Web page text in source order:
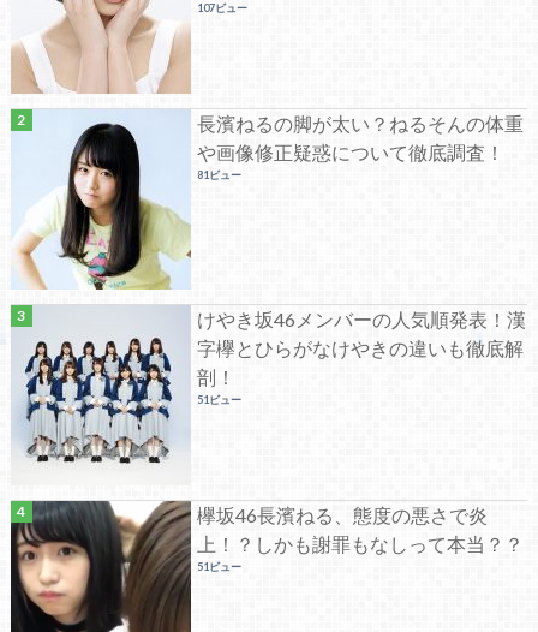
107ビュー
長濱ねるの脚が太い？ねるそんの体重
や画像修正疑惑について徹底調査！
81ビュー
けやき坂46メンバーの人気順発表！漢
字欅とひらがなけやきの違いも徹底解
剖！
51ビュー
欅坂46長濱ねる、態度の悪さで炎
上！？しかも謝罪もなしって本当？？
51ビュー